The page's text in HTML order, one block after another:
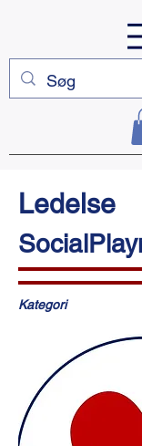
Ledelse
Kategori